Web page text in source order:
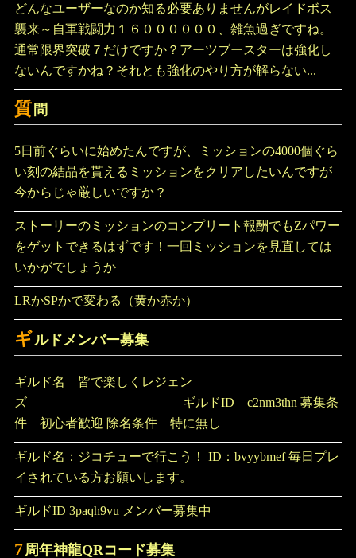
どんなユーザーなのか知る必要ありませんがレイドボス
襲来～自軍戦闘力１６００００００、雑魚過ぎですね。
通常限界突破７だけですか？アーツブースターは強化し
ないんですかね？それとも強化のやり方が解らない...
質 問
5日前ぐらいに始めたんですが、ミッションの4000個ぐら
い刻の結晶を貰えるミッションをクリアしたいんですが
今からじゃ厳しいですか？
ストーリーのミッションのコンプリート報酬でもZパワー
をゲットできるはずです！一回ミッションを見直しては
いかがでしょうか
LRかSPかで変わる（黄か赤か）
ギルドメンバー募集
ギルド名 皆で楽しくレジェン
ズ ギルドID c2nm3thn 募集条
件 初心者歓迎 除名条件 特に無し
ギルド名：ジコチューで行こう！ ID：bvyybmef 毎日プレ
イされている方お願いします。
ギルドID 3paqh9vu メンバー募集中
7 周年神龍QRコード募集